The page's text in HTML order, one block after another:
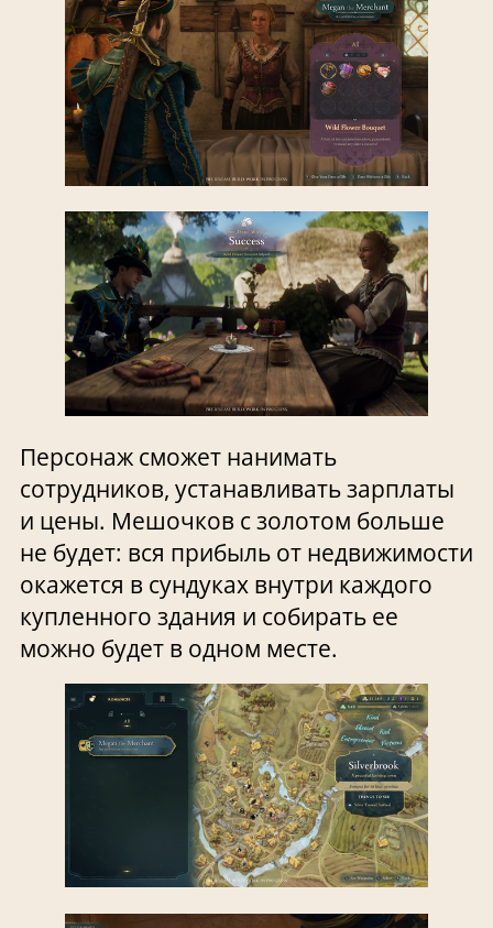
Персонаж сможет нанимать
сотрудников, устанавливать зарплаты
и цены. Мешочков с золотом больше
не будет: вся прибыль от недвижимости
окажется в сундуках внутри каждого
купленного здания и собирать ее
можно будет в одном месте.